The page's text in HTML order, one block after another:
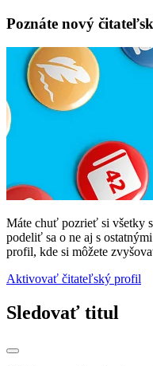
Poznáte nový
Máte chuť pozrieť si všetky
podeliť sa o ne aj s
profil, kde si môžete
Aktivovať čitateľský profil
Sledovať titul